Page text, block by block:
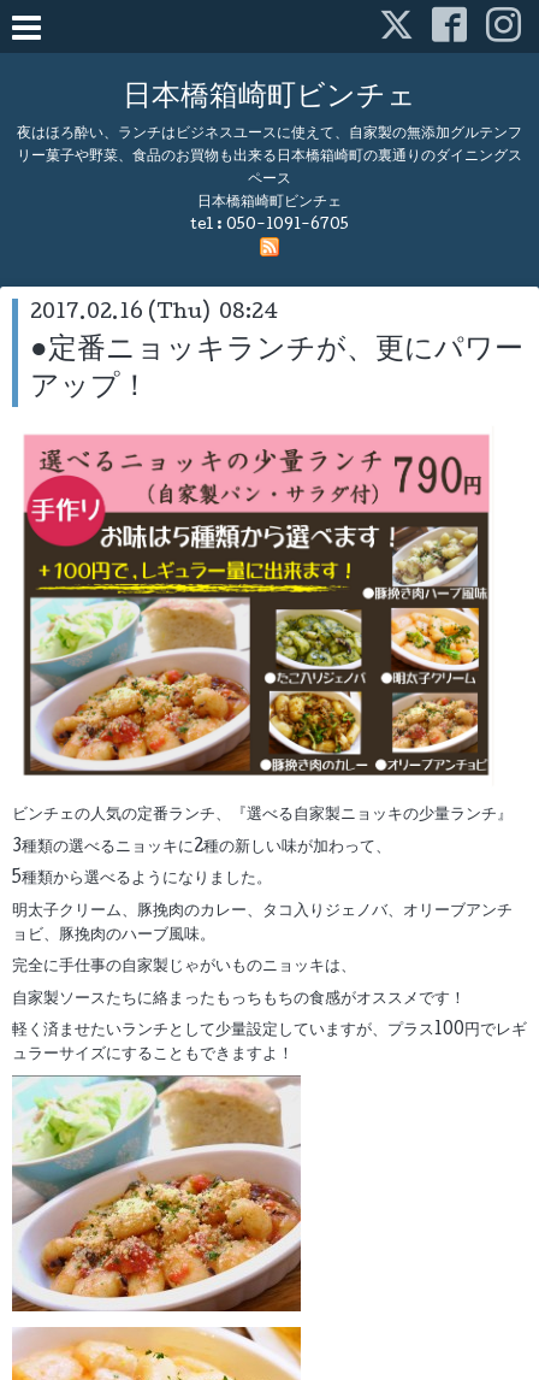
日本橋箱崎町ビンチェ
夜はほろ酔い、ランチはビジネスユースに使えて、自家製の無添加グルテンフ
リー菓子や野菜、食品のお買物も出来る日本橋箱崎町の裏通りのダイニングス
ペース
日本橋箱崎町ビンチェ
tel : 050-1091-6705
2017.02.16 (Thu) 08:24
●定番ニョッキランチが、更にパワー
アップ！
ビンチェの人気の定番ランチ、『選べる自家製ニョッキの少量ランチ』
3種類の選べるニョッキに2種の新しい味が加わって、
5種類から選べるようになりました。
明太子クリーム、豚挽肉のカレー、タコ入りジェノバ、オリーブアンチ
ョビ、豚挽肉のハーブ風味。
完全に手仕事の自家製じゃがいものニョッキは、
自家製ソースたちに絡まったもっちもちの食感がオススメです！
軽く済ませたいランチとして少量設定していますが、プラス100円でレギ
ュラーサイズにすることもできますよ！